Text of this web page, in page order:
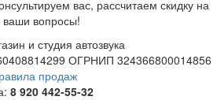
вас, рассчитаем скидку на
ваши вопросы!
и студия автозвука
ОГРНИП 324366800014856
продаж
8 920 442-55-32